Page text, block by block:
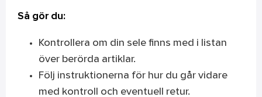
Så gör du:
Kontrollera om din sele finns med i listan
över berörda artiklar.
Följ instruktionerna för hur du går vidare
med kontroll och eventuell retur.